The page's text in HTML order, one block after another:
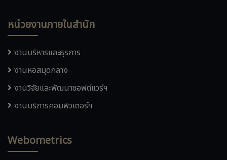
หน่วยงานภายในสำนัก
งานบริหารและธุรการ
งานหอสมุดกลาง
งานวิจัยและพัฒนาซอฟต์แวร์ฯ
งานบริการคอมพิวเตอร์ฯ
Webometrics